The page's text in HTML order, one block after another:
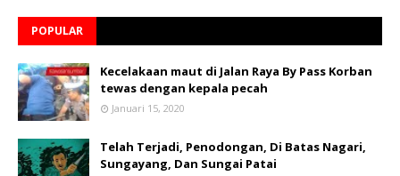
POPULAR
Kecelakaan maut di Jalan Raya By Pass Korban
tewas dengan kepala pecah
Januari 15, 2020
Telah Terjadi, Penodongan, Di Batas Nagari,
Sungayang, Dan Sungai Patai